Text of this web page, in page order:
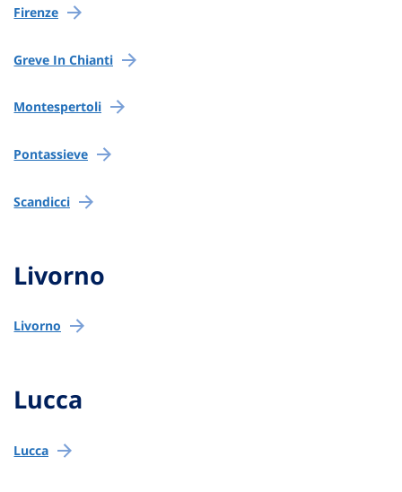
Firenze
Greve In Chianti
Montespertoli
Pontassieve
Scandicci
Livorno
Livorno
Lucca
Lucca